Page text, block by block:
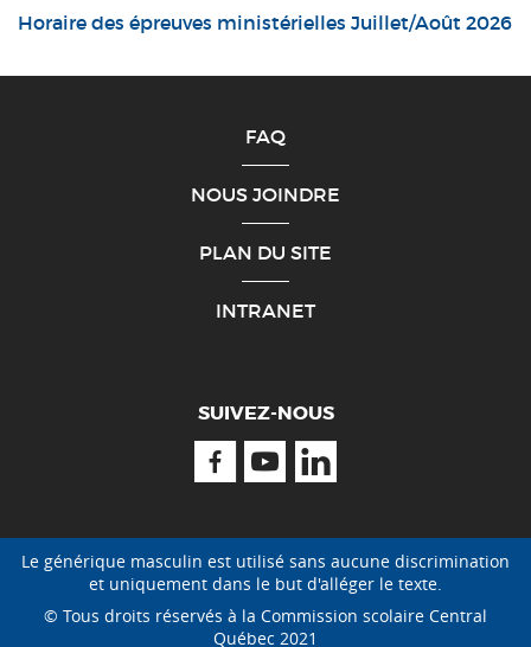
Horaire des épreuves ministérielles Juillet/Août 2026
FAQ
NOUS JOINDRE
PLAN DU SITE
INTRANET
SUIVEZ-NOUS
FacebookYoutubeLinkedin
Le générique masculin est utilisé sans aucune discrimination
et uniquement dans le but d'alléger le texte.
© Tous droits réservés à la Commission scolaire Central
Québec 2021